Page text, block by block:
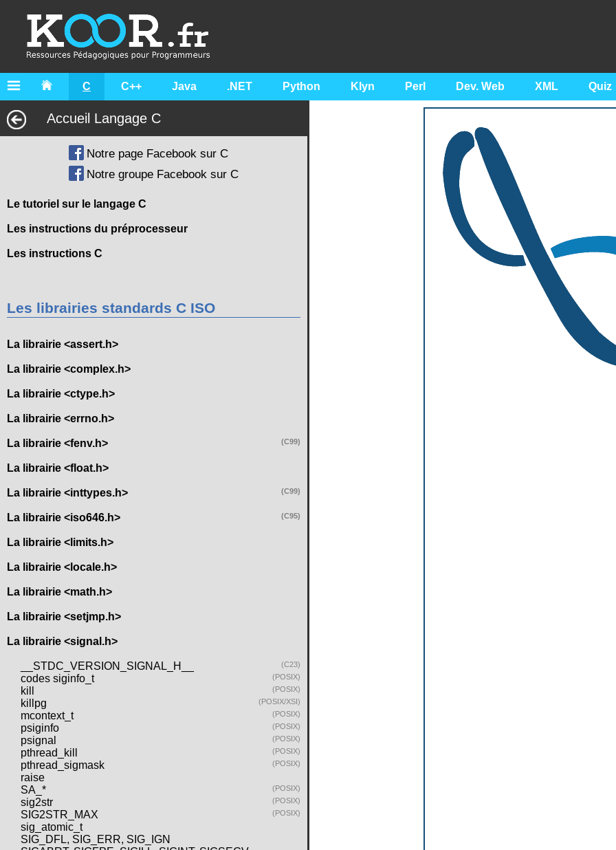
C C++ Java .NET Python Klyn Perl Dev. Web XML Quiz
Accueil Langage C
Notre page Facebook sur C
Notre groupe Facebook sur C
Le tutoriel sur le langage C
Les instructions du préprocesseur
Les instructions C
Les librairies standards C ISO
La librairie <assert.h>
La librairie <complex.h>
La librairie <ctype.h>
La librairie <errno.h>
La librairie <fenv.h> (C99)
La librairie <float.h>
La librairie <inttypes.h> (C99)
La librairie <iso646.h> (C95)
La librairie <limits.h>
La librairie <locale.h>
La librairie <math.h>
La librairie <setjmp.h>
La librairie <signal.h>
__STDC_VERSION_SIGNAL_H__ (C23)
codes siginfo_t (POSIX)
kill (POSIX)
killpg (POSIX/XSI)
mcontext_t (POSIX)
psiginfo (POSIX)
psignal (POSIX)
pthread_kill (POSIX)
pthread_sigmask (POSIX)
raise
SA_*
(POSIX)
sig2str (POSIX)
SIG2STR_MAX (POSIX)
sig_atomic_t
SIG_DFL, SIG_ERR, SIG_IGN